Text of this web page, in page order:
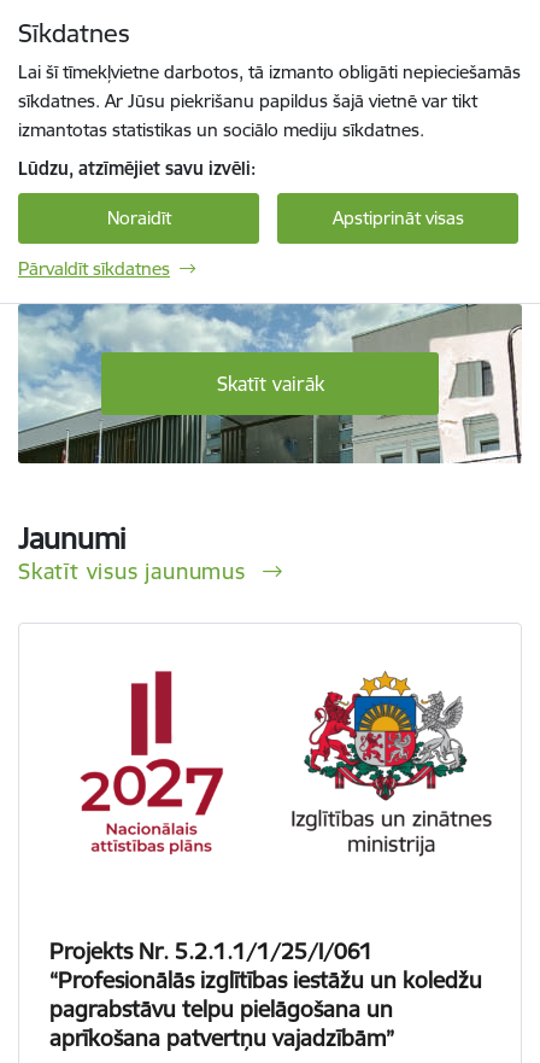
Sīkdatnes
Lai šī tīmekļvietne darbotos, tā izmanto obligāti nepieciešamās
sīkdatnes. Ar Jūsu piekrišanu papildus šajā vietnē var tikt
izmantotas statistikas un sociālo mediju sīkdatnes.
Lūdzu, atzīmējiet savu izvēli:
Noraidīt Apstiprināt visas
Pārvaldīt sīkdatnes
Daugavpils Tehnoloģiju un tūrisma tehnikums
Skatīt vairāk
Jaunumi
Skatīt visus jaunumus
Projekts Nr. 5.2.1.1/1/25/I/061
“Profesionālās izglītības iestāžu un koledžu
pagrabstāvu telpu pielāgošana un
aprīkošana patvertņu vajadzībām”